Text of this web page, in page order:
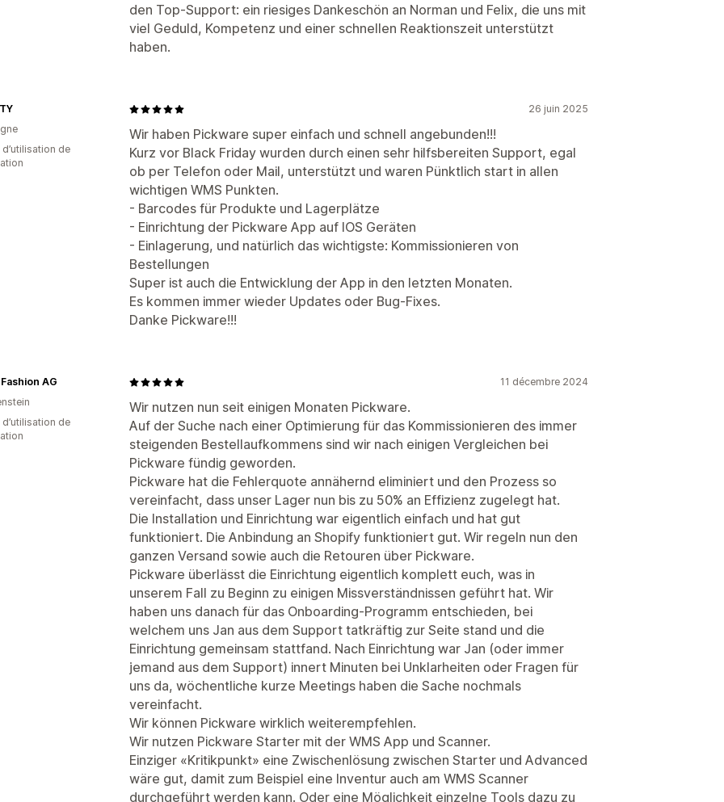
den Top-Support: ein riesiges Dankeschön an Norman und Felix, die uns mit
viel Geduld, Kompetenz und einer schnellen Reaktionszeit unterstützt
haben.
26 juin 2025
Wir haben Pickware super einfach und schnell angebunden!!!
Kurz vor Black Friday wurden durch einen sehr hilfsbereiten Support, egal
ob per Telefon oder Mail, unterstützt und waren Pünktlich start in allen
wichtigen WMS Punkten.
- Barcodes für Produkte und Lagerplätze
- Einrichtung der Pickware App auf IOS Geräten
- Einlagerung, und natürlich das wichtigste: Kommissionieren von
Bestellungen
Super ist auch die Entwicklung der App in den letzten Monaten.
Es kommen immer wieder Updates oder Bug-Fixes.
Danke Pickware!!!
de
11 décembre 2024
Wir nutzen nun seit einigen Monaten Pickware.
Auf der Suche nach einer Optimierung für das Kommissionieren des immer
steigenden Bestellaufkommens sind wir nach einigen Vergleichen bei
Pickware fündig geworden.
Pickware hat die Fehlerquote annähernd eliminiert und den Prozess so
vereinfacht, dass unser Lager nun bis zu 50% an Effizienz zugelegt hat.
Die Installation und Einrichtung war eigentlich einfach und hat gut
funktioniert. Die Anbindung an Shopify funktioniert gut. Wir regeln nun den
ganzen Versand sowie auch die Retouren über Pickware.
Pickware überlässt die Einrichtung eigentlich komplett euch, was in
unserem Fall zu Beginn zu einigen Missverständnissen geführt hat. Wir
haben uns danach für das Onboarding-Programm entschieden, bei
welchem uns Jan aus dem Support tatkräftig zur Seite stand und die
Einrichtung gemeinsam stattfand. Nach Einrichtung war Jan (oder immer
jemand aus dem Support) innert Minuten bei Unklarheiten oder Fragen für
uns da, wöchentliche kurze Meetings haben die Sache nochmals
vereinfacht.
Wir können Pickware wirklich weiterempfehlen.
Wir nutzen Pickware Starter mit der WMS App und Scanner.
Einziger «Kritikpunkt» eine Zwischenlösung zwischen Starter und Advanced
wäre gut, damit zum Beispiel eine Inventur auch am WMS Scanner
durchgeführt werden kann. Oder eine Möglichkeit einzelne Tools dazu zu
AG
de